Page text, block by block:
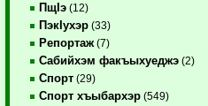
ПщIэ (12)
ПэкIухэр (33)
Репортаж (7)
Сабийхэм факъыхуеджэ (2)
Спорт (29)
Спорт хъыбархэр (549)